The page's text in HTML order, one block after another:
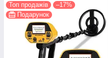
Топ продажів
–17%
Подарунок